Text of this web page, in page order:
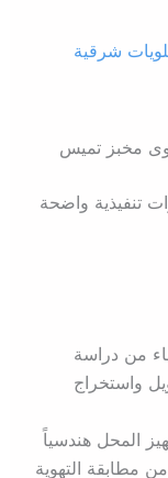
شرقية
مخبز تميس
تنفيذية واضحة
من دراسة
واستخراج
المحل هندسياً
مطابقة التهوية